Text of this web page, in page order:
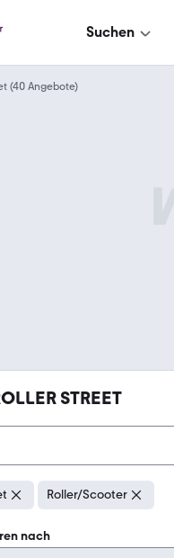
Suchen
(40 Angebote)
STREET
Roller/Scooter
nach